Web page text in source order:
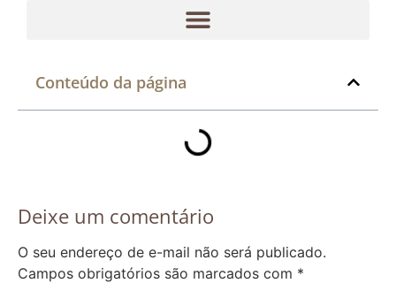
Conteúdo da página
Deixe um comentário
O seu endereço de e-mail não será publicado.
Campos obrigatórios são marcados com *